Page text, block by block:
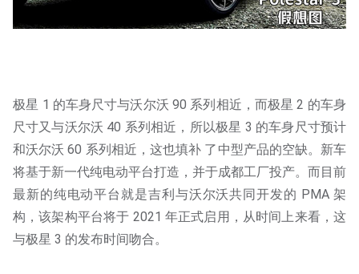
极星 1 的车身尺寸与沃尔沃 90 系列相近，而极星 2 的车身
尺寸又与沃尔沃 40 系列相近，所以极星 3 的车身尺寸预计
和沃尔沃 60 系列相近，这也填补 了中型产品的空缺。新车
将基于新一代纯电动平台打造，并于成都工厂投产。而目前
最新的纯电动平台就是吉利与沃尔沃共同开发的 PMA 架
构，该架构平台将于 2021 年正式启用，从时间上来看，这
与极星 3 的发布时间吻合。